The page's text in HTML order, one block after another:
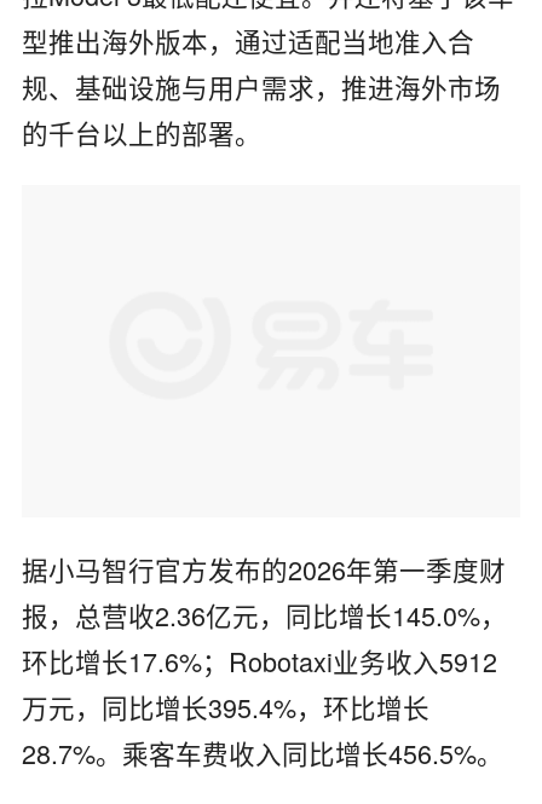
型推出海外版本，通过适配当地准入合
规、基础设施与用户需求，推进海外市场
的千台以上的部署。
据小马智行官方发布的2026年第一季度财
报，总营收2.36亿元，同比增长145.0%，
环比增长17.6%；Robotaxi业务收入5912
万元，同比增长395.4%，环比增长
28.7%。乘客车费收入同比增长456.5%。